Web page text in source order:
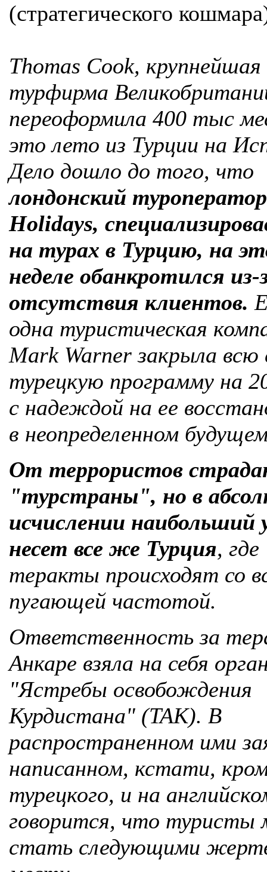
(стратегического
Thomas Cook, крупнейшая
турфирма
переоформила 400 тыс
это лето из Турции на
Дело дошло до того, что
лондонский
Holidays,
на турах в Турцию, на
неделе обанкротился из-
отсутствия клиентов.
одна туристическая
Mark Warner закрыла всю
турецкую программу на
с надеждой на ее
в неопределенном
От террористов
"турстраны", но в
исчислении наибольший
несет все же Турция, где
теракты происходят со
пугающей частотой.
Ответственность за
Анкаре взяла на себя
"Ястребы освобождения
Курдистана" (TAK). В
распространенном ими
написанном, кстати,
турецкого, и на
говорится, что туристы
стать следующими